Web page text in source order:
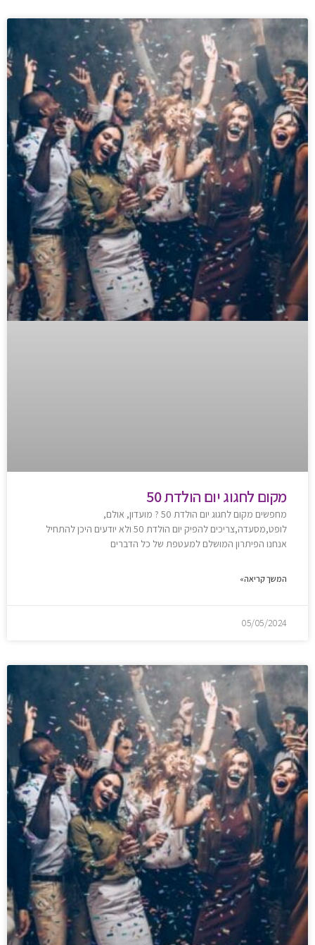
מקום לחגוג יום הולדת 50
מחפשים מקום לחגוג יום הולדת 50 ? מועדון, אולם,
לופט,מסעדה,צריכים להפיק יום הולדת 50 ולא יודעים היכן להתחיל
אנחנו הפיתרון המושלם למעטפת של כל הדברים
המשך קריאה»
05/05/2024